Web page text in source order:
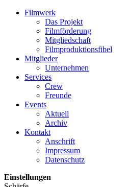
Filmwerk
Das Projekt
Filmförderung
Mitgliedschaft
Filmproduktionsfibel
Mitglieder
Unternehmen
Services
Crew
Freunde
Events
Aktuell
Archiv
Kontakt
Anschrift
Impressum
Datenschutz
Einstellungen